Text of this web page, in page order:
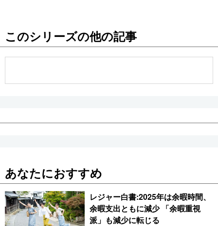
東京
このシリーズの他の記事
あなたにおすすめ
レジャー白書:2025年は余暇時間、
余暇支出ともに減少 「余暇重視
派」も減少に転じる